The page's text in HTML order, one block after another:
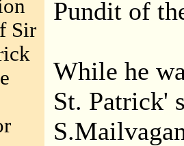
Sir
Pundit of
While he
St. Patrick'